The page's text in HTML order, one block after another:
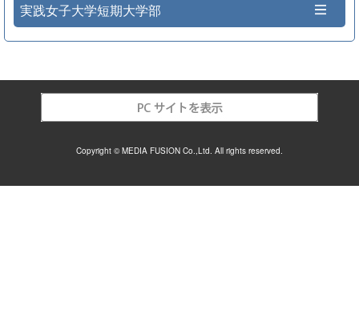
実践女子大学短期大学部
Copyright © MEDIA FUSION Co.,Ltd. All rights reserved.